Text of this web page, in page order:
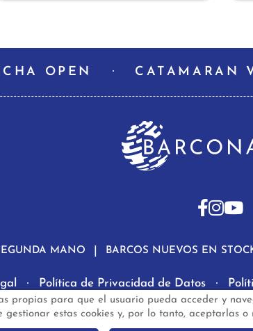
propias para que el usuario pueda acceder y
gestionar estas cookies y, por lo tanto,
OPEN CATAMARAN
MANO BARCOS NUEVOS EN
Política de Privacidad de Datos
barconautas.com© 2024 - Diseño y